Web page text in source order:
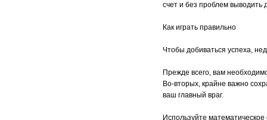
счет и без проблем выводить
Как играть правильно
Чтобы добиваться успеха,
Прежде всего, вам
Во-вторых, крайне важно
ваш главный враг.
Используйте